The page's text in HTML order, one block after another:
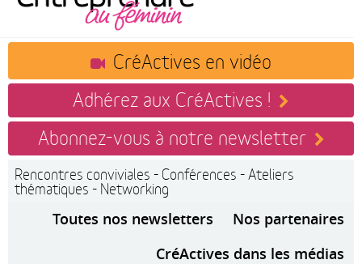
CréActives en vidéo
Adhérez aux CréActives !
Abonnez-vous à notre newsletter
Rencontres conviviales - Conférences - Ateliers
thématiques - Networking
Toutes nos newsletters
Nos partenaires
CréActives dans les médias